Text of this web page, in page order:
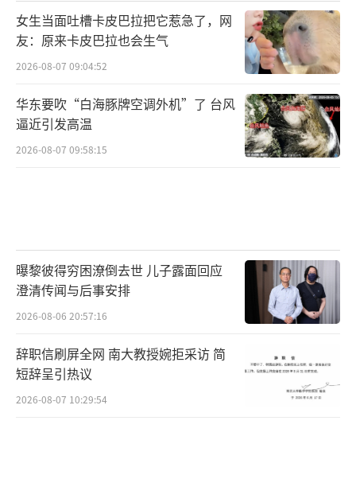
女生当面吐槽卡皮巴拉把它惹急了，网
友：原来卡皮巴拉也会生气
2026-08-07 09:04:52
华东要吹“白海豚牌空调外机”了 台风
逼近引发高温
2026-08-07 09:58:15
曝黎彼得穷困潦倒去世 儿子露面回应
澄清传闻与后事安排
2026-08-06 20:57:16
辞职信刷屏全网 南大教授婉拒采访 简
短辞呈引热议
2026-08-07 10:29:54